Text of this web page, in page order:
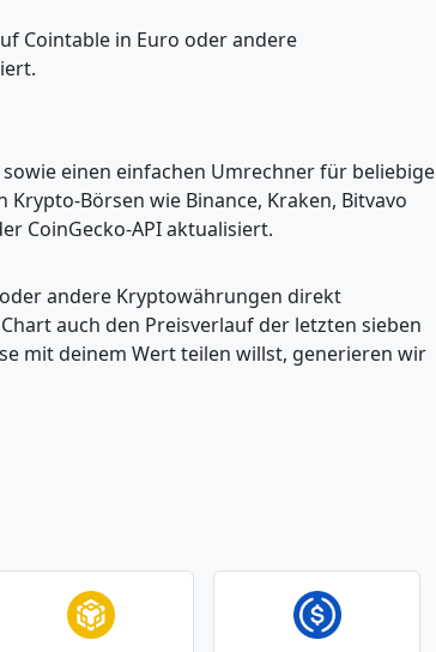
Cointable in Euro oder andere
einen einfachen Umrechner für beliebige
Börsen wie Binance, Kraken, Bitvavo
CoinGecko-API aktualisiert.
andere Kryptowährungen direkt
auch den Preisverlauf der letzten sieben
mit deinem Wert teilen willst, generieren wir